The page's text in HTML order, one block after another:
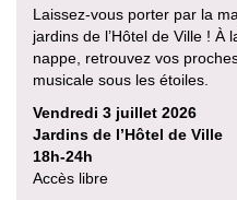
Laissez-vous porter par la
jardins de l’Hôtel de Ville ! À
nappe, retrouvez vos
musicale sous les étoiles.
Vendredi 3 juillet 2026
Jardins de l’Hôtel de Ville
18h-24h
Accès libre